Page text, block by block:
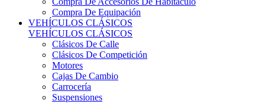
Compra De Equipación
VEHÍCULOS CLÁSICOS
VEHÍCULOS CLÁSICOS
Clásicos De Calle
Clásicos De Competición
Motores
Cajas De Cambio
Carrocería
Suspensiones